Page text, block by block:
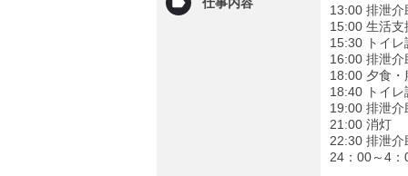
13:00 排泄
15:00 生活
15:30 トイ
16:00 排泄
18:00 夕食
18:40 トイ
19:00 排泄
21:00 消灯
22:30 排泄
24：00～4